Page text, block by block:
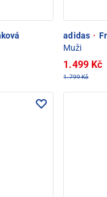
adidas ·
Muži
1.499 Kč
1.799 Kč